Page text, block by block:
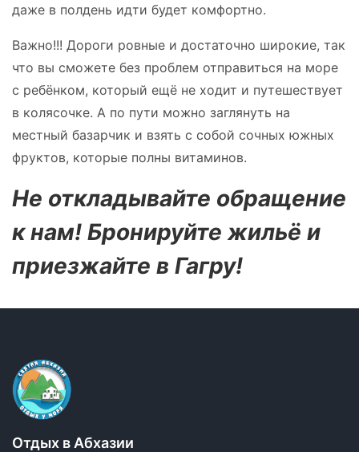
даже в полдень идти будет комфортно.
Важно!!! Дороги ровные и достаточно широкие, так
что вы сможете без проблем отправиться на море
с ребёнком, который ещё не ходит и путешествует
в колясочке. А по пути можно заглянуть на
местный базарчик и взять с собой сочных южных
фруктов, которые полны витаминов.
Не откладывайте обращение
к нам! Бронируйте жильё и
приезжайте в Гагру!
Отдых в Абхазии